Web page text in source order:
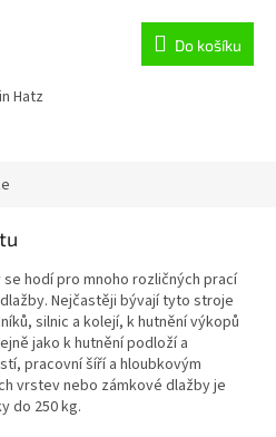
Do košíku
Hatz
hodí pro mnoho rozličných prací
Nejčastěji bývají tyto stroje
silnic a kolejí, k hutnění výkopů
jako k hutnění podloží a
pracovní šíří a hloubkovým
vrstev nebo zámkové dlažby je
do 250 kg.